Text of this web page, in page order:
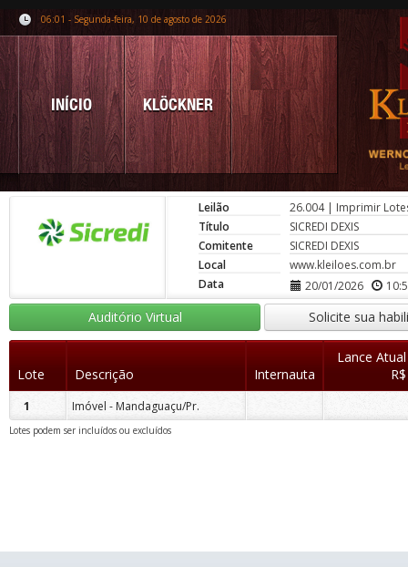
06:01 - Segunda-feira, 10 de agosto de 2026
INÍCIO KLÖCKNER
Leilão 26.004| Imprimir
Título
SICREDI DEXIS
Comitente
SICREDI DEXIS
Local
www.kleiloes.com.br
Data
20/01/2026
Auditório Virtual Solicite sua
Lote Descrição Internauta
Lance Atual
R$
1 Imóvel - Mandaguaçu/Pr.
Lotes podem ser incluídos ou excluídos